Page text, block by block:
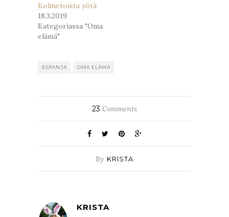
Kolmetoista yötä
18.3.2019
Kategoriassa "Oma
elämä"
ESPANJA OMA ELÄMÄ
23 Comments
By KRISTA
KRISTA